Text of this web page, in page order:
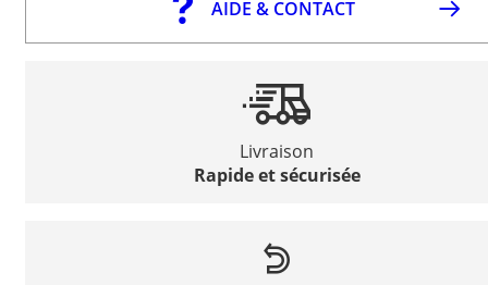
AIDE & CONTACT
Livraison
Rapide et sécurisée